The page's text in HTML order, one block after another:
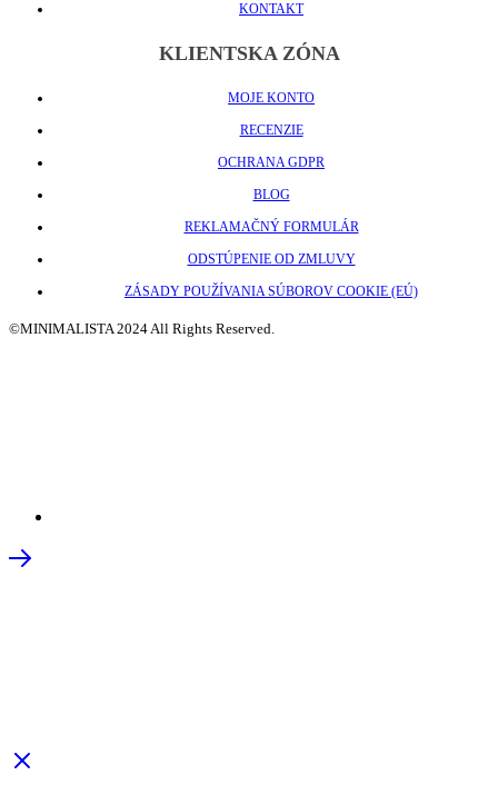
KONTAKT
KLIENTSKA ZÓNA
MOJE KONTO
RECENZIE
OCHRANA GDPR
BLOG
REKLAMAČNÝ FORMULÁR
ODSTÚPENIE OD ZMLUVY
ZÁSADY POUŽÍVANIA SÚBOROV COOKIE (EÚ)
©MINIMALISTA 2024 All Rights Reserved.